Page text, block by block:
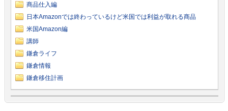
商品仕入編
日本Amazonでは終わっているけど米国では利益が取れる商品
米国Amazon編
講師
鎌倉ライフ
鎌倉情報
鎌倉移住計画